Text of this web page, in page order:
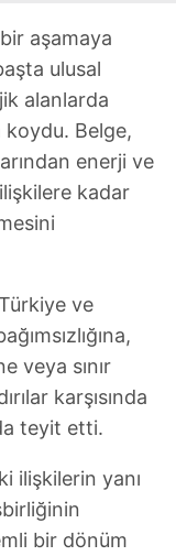
ilgili bilgi
aşamaya
ulusal
alanlarda
koydu. Belge,
enerji ve
kadar
ve
veya sınır
karşısında
teyit etti.
ilişkilerin yanı
bir dönüm